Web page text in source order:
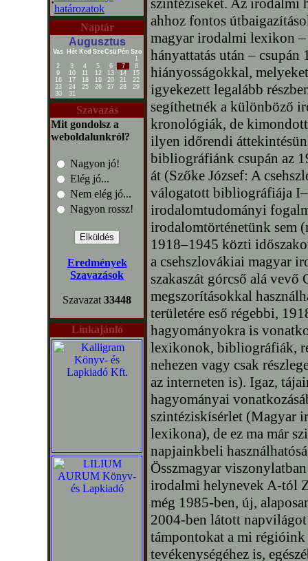
·
határozatok
Naptár
Augusztus
Vas Hét Ked SzeCsü Pén Szo
1
2
3 4 5 6 7
8
9
10 11 12 13 14
15
16
17 18 19 20 21
22
23
24 25 26 27 28
29
30
31
Szavazás
Mit gondolsz a
weboldalunkról?
Nagyon jó!
Elég jó...
Nem elég jó...
Nagyon rossz!
Eredmények
Szavazások
Szavazat 33448
Linkajánló
szintéziseket. Az irodalmi
ahhoz fontos
magyar irodalmi lexikon –
hányattatás után – csupán
hiányosságokkal,
igyekezett legalább
segíthetnék a különböző
kronológiák, de
ilyen időrendi
bibliográfiánk csupán az
át (Szőke József: A
válogatott bibliográfiája
irodalomtudományi
irodalomtörténetünk sem
1918–1945 közti
a csehszlovákiai magyar
szakaszát górcső alá vevő
megszorításokkal
területére eső régebbi,
hagyományokra is
lexikonok, bibliográfiák,
nehezen vagy csak
az interneten is). Igaz,
hagyományai
szintéziskísérlet (Magyar
lexikona), de ez ma már
napjainkbeli
Összmagyar
irodalmi helynevek A-tól
még 1985-ben, új,
2004-ben látott
támpontokat a mi
tevékenységéhez is,